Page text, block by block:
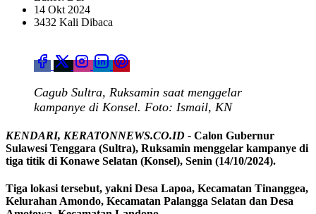
14 Okt 2024
3432 Kali Dibaca
Cagub Sultra, Ruksamin saat menggelar
kampanye di Konsel. Foto: Ismail, KN
KENDARI, KERATONNEWS.CO.ID - Calon Gubernur
Sulawesi Tenggara (Sultra), Ruksamin menggelar kampanye di
tiga titik di Konawe Selatan (Konsel), Senin (14/10/2024).
Tiga lokasi tersebut, yakni Desa Lapoa, Kecamatan Tinanggea,
Kelurahan Amondo, Kecamatan Palangga Selatan dan Desa